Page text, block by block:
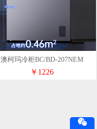
澳柯玛冷柜BC/BD-207NEM
￥1226